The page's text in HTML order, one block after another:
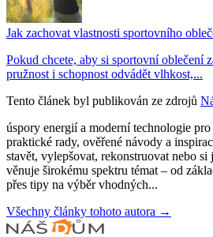
Jak zachovat vlastnosti sportovního
Pokud chcete, aby si sportovní oblečení
pružnost i schopnost odvádět vlhkost,...
Tento článek byl publikován ze zdrojů
úspory energií a moderní technologie
praktické rady, ověřené návody a
stavět, vylepšovat, rekonstruovat nebo si
věnuje širokému spektru témat – od
přes tipy na výběr vhodných...
Všechny články tohoto autora →